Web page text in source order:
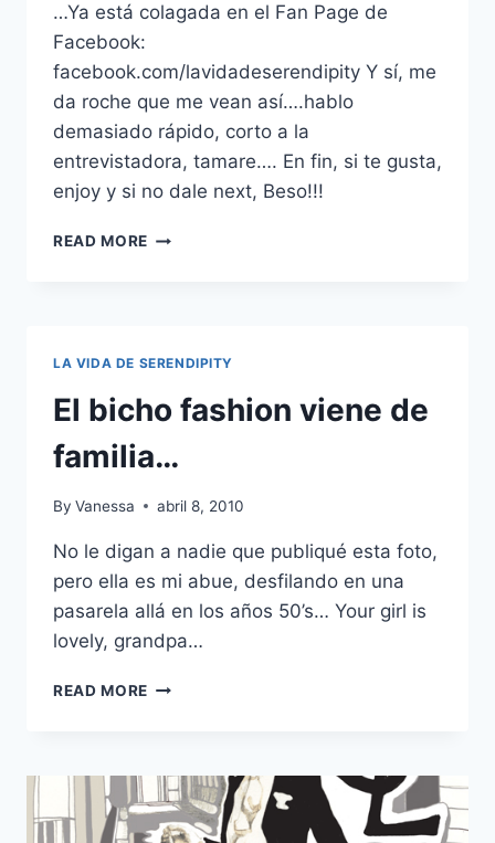
…Ya está colagada en el Fan Page de
Facebook:
facebook.com/lavidadeserendipity Y sí, me
da roche que me vean así….hablo
demasiado rápido, corto a la
entrevistadora, tamare…. En fin, si te gusta,
enjoy y si no dale next, Beso!!!
READ MORE LA
LA VIDA DE SERENDIPITY
El bicho fashion viene de
familia…
By Vanessa abril 8, 2010
No le digan a nadie que publiqué esta foto,
pero ella es mi abue, desfilando en una
pasarela allá en los años 50’s… Your girl is
lovely, grandpa…
READ MORE
DE
FAMILIA…